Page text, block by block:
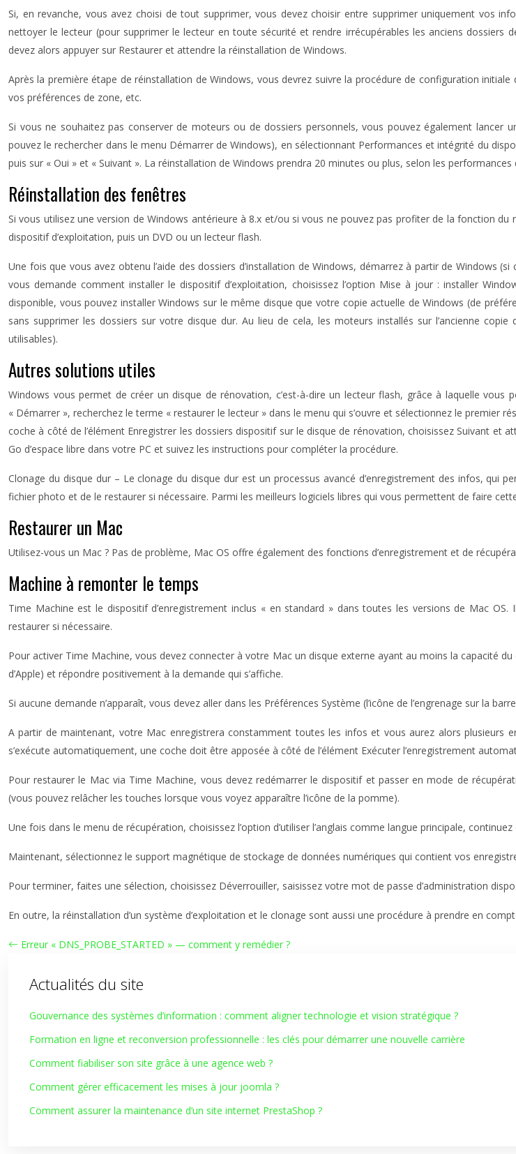
Si, en revanche, vous avez choisi de tout supprimer, vous devez choisir entre supprimer uniquement vos
nettoyer le lecteur (pour supprimer le lecteur en toute sécurité et rendre irrécupérables les anciens
devez alors appuyer sur Restaurer et attendre la réinstallation de Windows.
Après la première étape de réinstallation de Windows, vous devrez suivre la procédure de configuration
vos préférences de zone, etc.
Si vous ne souhaitez pas conserver de moteurs ou de dossiers personnels, vous pouvez également
pouvez le rechercher dans le menu Démarrer de Windows), en sélectionnant Performances et intégrité du
puis sur « Oui » et « Suivant ». La réinstallation de Windows prendra 20 minutes ou plus, selon les
Réinstallation des fenêtres
Si vous utilisez une version de Windows antérieure à 8.x et/ou si vous ne pouvez pas profiter de la fonction
dispositif d’exploitation, puis un DVD ou un lecteur flash.
Une fois que vous avez obtenu l’aide des dossiers d’installation de Windows, démarrez à partir de Windows
vous demande comment installer le dispositif d’exploitation, choisissez l’option Mise à jour : installer
disponible, vous pouvez installer Windows sur le même disque que votre copie actuelle de Windows (de
sans supprimer les dossiers sur votre disque dur. Au lieu de cela, les moteurs installés sur l’ancienne
utilisables).
Autres solutions utiles
Windows vous permet de créer un disque de rénovation, c’est-à-dire un lecteur flash, grâce à laquelle
« Démarrer », recherchez le terme « restaurer le lecteur » dans le menu qui s’ouvre et sélectionnez le premier
coche à côté de l’élément Enregistrer les dossiers dispositif sur le disque de rénovation, choisissez Suivant et
Go d’espace libre dans votre PC et suivez les instructions pour compléter la procédure.
Clonage du disque dur – Le clonage du disque dur est un processus avancé d’enregistrement des infos, qui
fichier photo et de le restaurer si nécessaire. Parmi les meilleurs logiciels libres qui vous permettent de faire
Restaurer un Mac
Utilisez-vous un Mac ? Pas de problème, Mac OS offre également des fonctions d’enregistrement et de
Machine à remonter le temps
Time Machine est le dispositif d’enregistrement inclus « en standard » dans toutes les versions de Mac
restaurer si nécessaire.
Pour activer Time Machine, vous devez connecter à votre Mac un disque externe ayant au moins la capacité
d’Apple) et répondre positivement à la demande qui s’affiche.
Si aucune demande n’apparaît, vous devez aller dans les Préférences Système (l’icône de l’engrenage sur la
A partir de maintenant, votre Mac enregistrera constamment toutes les infos et vous aurez alors plusieurs
s’exécute automatiquement, une coche doit être apposée à côté de l’élément Exécuter l’enregistrement
Pour restaurer le Mac via Time Machine, vous devez redémarrer le dispositif et passer en mode de
(vous pouvez relâcher les touches lorsque vous voyez apparaître l’icône de la pomme).
Une fois dans le menu de récupération, choisissez l’option d’utiliser l’anglais comme langue principale,
Maintenant, sélectionnez le support magnétique de stockage de données numériques qui contient vos
Pour terminer, faites une sélection, choisissez Déverrouiller, saisissez votre mot de passe d’administration
En outre, la réinstallation d’un système d’exploitation et le clonage sont aussi une procédure à prendre en
Erreur « DNS_PROBE_STARTED » — comment y remédier ?
Actualités du site
Gouvernance des systèmes d’information : comment aligner technologie et vision stratégique ?
Formation en ligne et reconversion professionnelle : les clés pour démarrer une nouvelle carrière
Comment fiabiliser son site grâce à une agence web ?
Comment gérer efficacement les mises à jour joomla ?
Comment assurer la maintenance d’un site internet PrestaShop ?